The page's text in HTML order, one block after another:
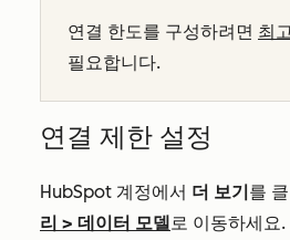
연결 한도를 구성하려면 최
필요합니다.
연결 제한 설정
HubSpot 계정에서 더 보기를
리 > 데이터 모델로 이동하세요.